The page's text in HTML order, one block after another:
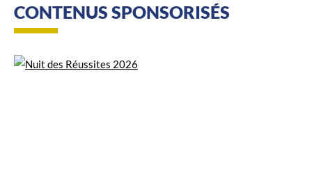
CONTENUS SPONSORISÉS